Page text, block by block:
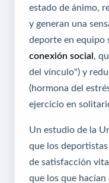
estado de ánimo,
y generan una
deporte en equipo
conexión social ,
del vínculo") y
(hormona del
ejercicio en
Un estudio de la
que los
de satisfacción
que los que hacían